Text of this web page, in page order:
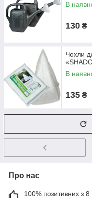
В
130 ₴
Чохли
В
135 ₴
Про нас
100% позитивних з 8